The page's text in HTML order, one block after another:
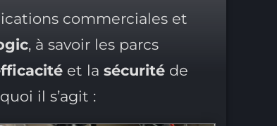
commerciales et
, à savoir les parcs
et la sécurité de
il s’agit :